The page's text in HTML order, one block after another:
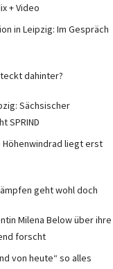
+ Video
in Leipzig: Im Gespräch
dahinter?
Sächsischer
SPRIND
Höhenwindrad liegt erst
geht wohl doch
Milena Below über ihre
forscht
von heute“ so alles